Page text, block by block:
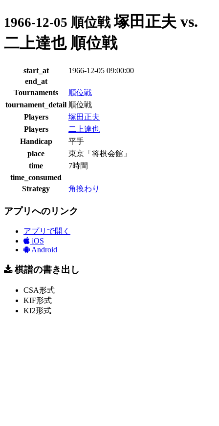
1966-12-05 順位戦塚田正夫 vs.
二上達也 順位戦
start_at
1966-12-05 09:00:00
end_at
Tournaments
順位戦
tournament_detail 順位戦
Players
塚田正夫
Players
二上達也
Handicap
平手
place
東京「将棋会館」
time
7時間
time_consumed
Strategy
角換わり
アプリへのリンク
アプリで開く
iOS
Android
棋譜の書き出し
CSA形式
KIF形式
KI2形式